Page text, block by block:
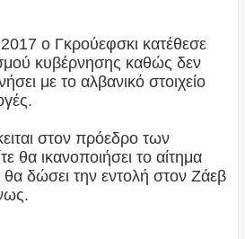
2017 ο Γκρούεφσκι κατέθεσε
κυβέρνησης καθώς δεν
με το αλβανικό στοιχείο
στον πρόεδρο των
θα ικανοποιήσει το αίτημα
θα δώσει την εντολή στον Ζάεβ